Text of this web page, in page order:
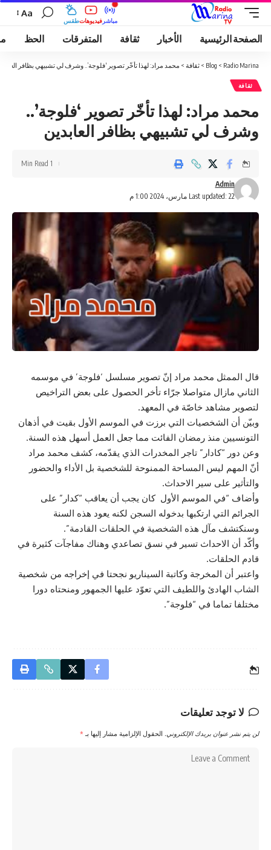
طقسفيديوهات مباشر
Aa
الصفحة الرئيسية الأخبار ثقافة المتفرقات الحظ
Radio Marina
>
Blog
> ثقافة > محمد مراد: لهذا تأخّر تصوير ‘فلوجة’.. وشرف لي تشبيهي بظافر
ثقافة
محمد مراد: لهذا تأخّر تصوير ‘فلوجة’..
وشرف لي تشبيهي بظافر العابدين
Last updated: 22 مارس، 2024 1:00 م
Admin
1 Min Read
قال الممثل محمد مراد إنّ تصوير مسلسل ‘فلوجة’ في موسمه
الثاني مازال متواصلا جرّاء تأخر الحصول على بعض التراخيص
لتصوير مشاهد خاصّة في المعهد.
وبيّن أن الشخصيات التي برزت في الموسم الأول بقيت في أذهان
التونسيين منذ رمضان الفائت مما جعل العمل أسهل هذه السنة.
وعن دور “كادار” تاجر المخدرات الذي يقدّمه، كشف محمد مراد
أنّ المهم ليس المساحة الممنوحة للشخصية بل الأداء والحضور
والتأثير على سير الاحداث.
وأضاف “في الموسم الأول كان يجب أن يعاقب “كدار” على
الجرائم التي ارتكبها بدخوله السجن لكنه يعود هذه السنة
وسنكتشف مآل هذه الشخصية في الحلقات القادمة”.
وأكّد أن الاحداث تسير في نسق تصاعدي وهناك مفاجآت كثيرة في
قادم الحلقات.
واعتبر أن المخرجة وكاتبة السيناريو نجحتا في إخراجه من شخصية
الشاب الهادئ واللطيف التي تعوّد عليها الجمهور ومنحتاه دورا
مختلفا تماما في “فلوجة”.
لا توجد تعليقات
لن يتم نشر عنوان بريدك الإلكتروني. الحقول الإلزامية مشار إليها بـ *